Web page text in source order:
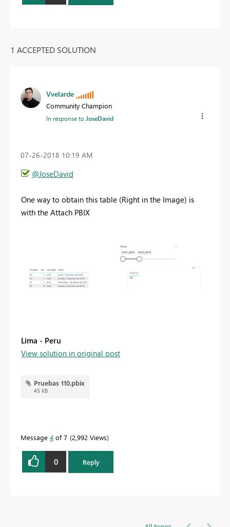
1 ACCEPTED SOLUTION
Vvelarde
Community Champion
In response to JoseDavid
‎07-26-2018 10:19 AM
@JoseDavid
One way to obtain this table (Right in the Image) is
with the Attach PBIX
Lima - Peru
View solution in original post
Pruebas 110.pbix
45 KB
Message 4 of 7 2,992 Views
0 Reply